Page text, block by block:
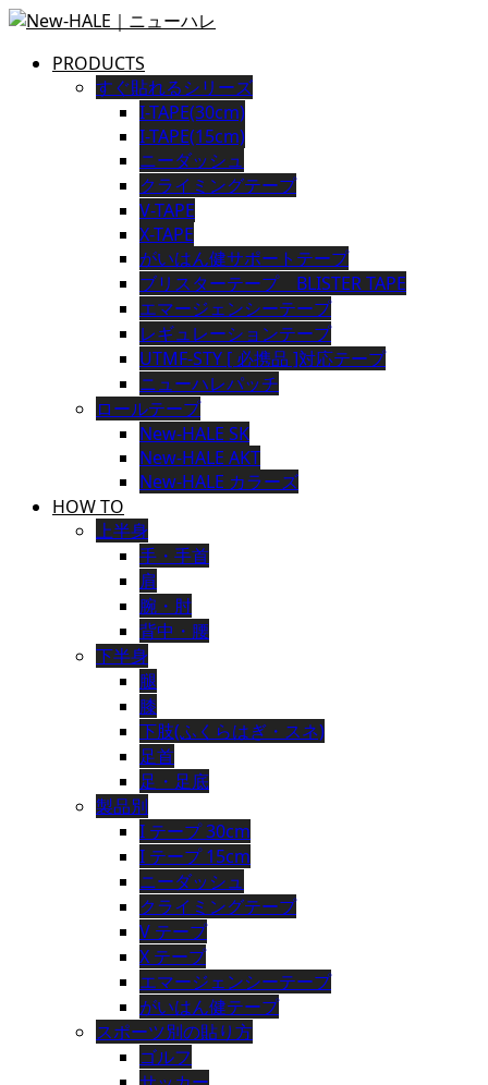
PRODUCTS
すぐ貼れるシリーズ
I-TAPE(30cm)
I-TAPE(15cm)
ニーダッシュ
クライミングテープ
V-TAPE
X-TAPE
がいはん健サポートテープ
ブリスターテープ BLISTER TAPE
エマージェンシーテープ
レギュレーションテープ
UTMF-STY [ 必携品 ]対応テープ
ニューハレパッチ
ロールテープ
New-HALE SK
New-HALE AKT
New-HALE カラーズ
HOW TO
上半身
手・手首
肩
腕・肘
背中・腰
下半身
腿
膝
下肢(ふくらはぎ・スネ)
足首
足・足底
製品別
I テープ 30cm
I テープ 15cm
ニーダッシュ
クライミングテープ
V テープ
X テープ
エマージェンシーテープ
がいはん健テープ
スポーツ別の貼り方
ゴルフ